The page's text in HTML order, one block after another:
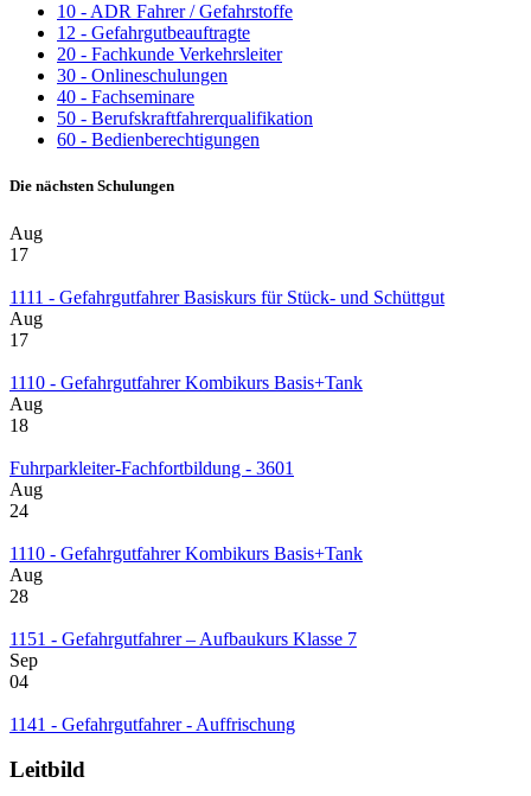
10 - ADR Fahrer / Gefahrstoffe
12 - Gefahrgutbeauftragte
20 - Fachkunde Verkehrsleiter
30 - Onlineschulungen
40 - Fachseminare
50 - Berufskraftfahrerqualifikation
60 - Bedienberechtigungen
Die nächsten Schulungen
Aug
17
1111 - Gefahrgutfahrer Basiskurs für Stück- und Schüttgut
Aug
17
1110 - Gefahrgutfahrer Kombikurs Basis+Tank
Aug
18
Fuhrparkleiter-Fachfortbildung - 3601
Aug
24
1110 - Gefahrgutfahrer Kombikurs Basis+Tank
Aug
28
1151 - Gefahrgutfahrer – Aufbaukurs Klasse 7
Sep
04
1141 - Gefahrgutfahrer - Auffrischung
Leitbild